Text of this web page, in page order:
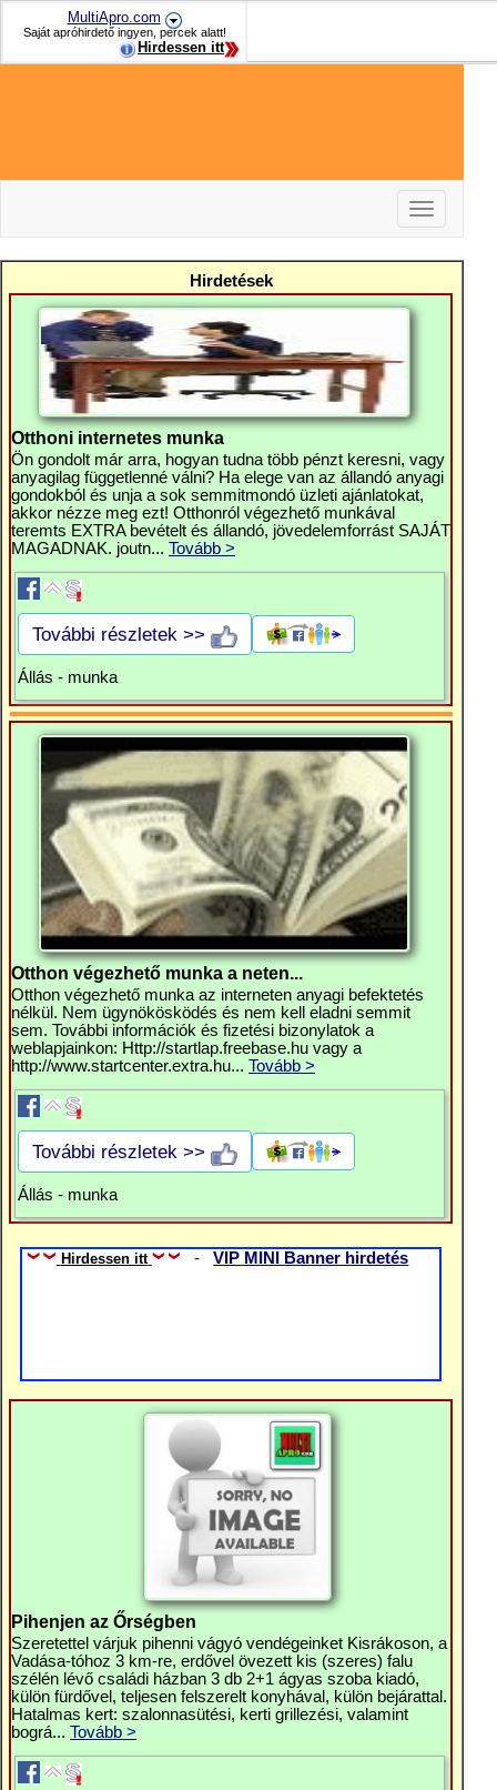
MultiApro.com
Saját apróhirdető ingyen, percek alatt!
Hirdessen itt
Toggle
navigation
-
-
Hirdetések
Otthoni internetes munka
Ön gondolt már arra, hogyan tudna több pénzt keresni, vagy
anyagilag függetlenné válni? Ha elege van az állandó anyagi
gondokból és unja a sok semmitmondó üzleti ajánlatokat,
akkor nézze meg ezt! Otthonról végezhető munkával
teremts EXTRA bevételt és állandó, jövedelemforrást SAJÁT
MAGADNAK. joutn... Tovább >
További részletek >>
Állás - munka
Otthon végezhető munka a neten...
Otthon végezhető munka az interneten anyagi befektetés
nélkül. Nem ügynökösködés és nem kell eladni semmit
sem. További információk és fizetési bizonylatok a
weblapjainkon: Http://startlap.freebase.hu vagy a
http://www.startcenter.extra.hu... Tovább >
További részletek >>
Állás - munka
Hirdessen itt -VIP MINI Banner hirdetés
Pihenjen az Őrségben
Szeretettel várjuk pihenni vágyó vendégeinket Kisrákoson, a
Vadása-tóhoz 3 km-re, erdővel övezett kis (szeres) falu
szélén lévő családi házban 3 db 2+1 ágyas szoba kiadó,
külön fürdővel, teljesen felszerelt konyhával, külön bejárattal.
Hatalmas kert: szalonnasütési, kerti grillezési, valamint
bográ... Tovább >